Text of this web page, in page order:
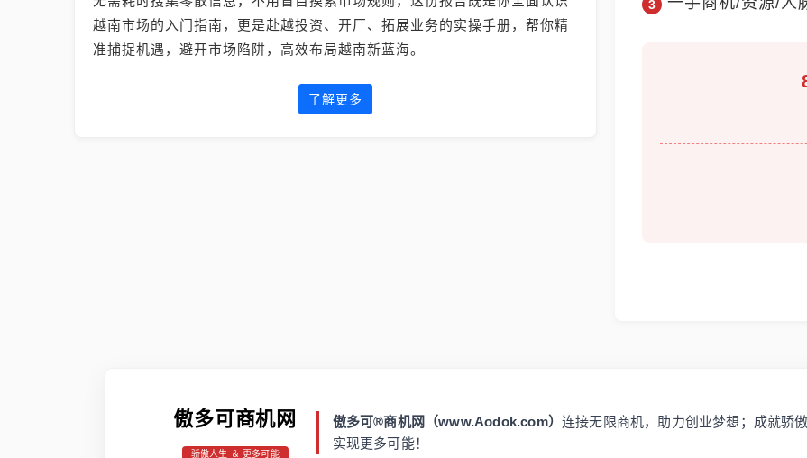
越南市场的入门指南，更是赴越投资、开厂、拓展业务的实操手册，帮你精
准捕捉机遇，避开市场陷阱，高效布局越南新蓝海。
了解更多
傲多可商机网
骄傲人生 ＆ 更多可能
傲多可®商机网（www.Aodok.com）连接无限商机，助力创业梦想；成就骄傲
实现更多可能！